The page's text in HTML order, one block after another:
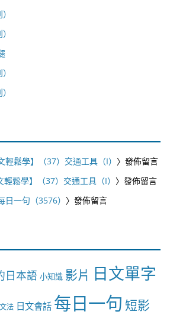
輕鬆學】（37）交通工具（I） 〉發佈留言
輕鬆學】（37）交通工具（I） 〉發佈留言
日一句（3576） 〉發佈留言
日本語 小知識 影片 日文單字
法 日文會話 每日一句 短影